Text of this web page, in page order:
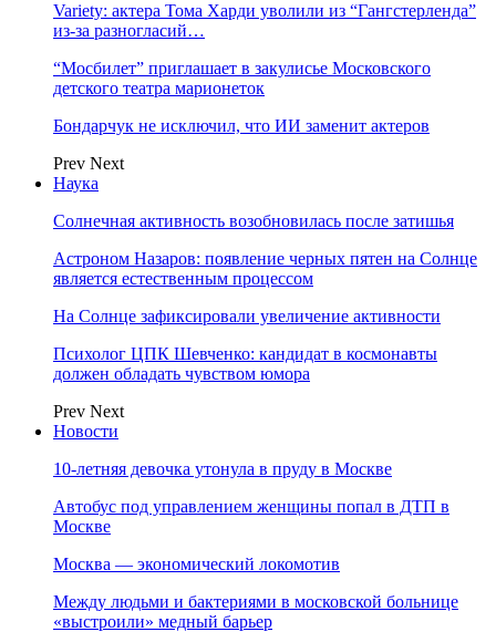
Variety: актера Тома Харди уволили из “Гангстерленда”
из-за разногласий…
“Мосбилет” приглашает в закулисье Московского
детского театра марионеток
Бондарчук не исключил, что ИИ заменит актеров
Prev Next
Наука
Солнечная активность возобновилась после затишья
Астроном Назаров: появление черных пятен на Солнце
является естественным процессом
На Солнце зафиксировали увеличение активности
Психолог ЦПК Шевченко: кандидат в космонавты
должен обладать чувством юмора
Prev Next
Новости
10-летняя девочка утонула в пруду в Москве
Автобус под управлением женщины попал в ДТП в
Москве
Москва — экономический локомотив
Между людьми и бактериями в московской больнице
«выстроили» медный барьер